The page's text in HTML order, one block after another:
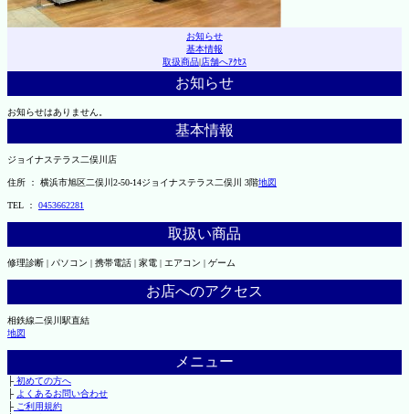
お知らせ
基本情報
取扱商品|店舗へｱｸｾｽ
お知らせ
お知らせはありません。
基本情報
ジョイナステラス二俣川店
住所 ： 横浜市旭区二俣川2-50-14ジョイナステラス二俣川 3階地図
TEL ： 0453662281
取扱い商品
修理診断 | パソコン | 携帯電話 | 家電 | エアコン | ゲーム
お店へのアクセス
相鉄線二俣川駅直結
地図
メニュー
├初めての方へ
├ よくあるお問い合わせ
├ご利用規約